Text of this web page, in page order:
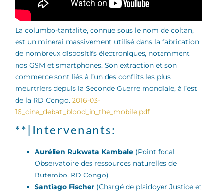
La columbo-tantalite, connue sous le nom de coltan,
est un minerai massivement utilisé dans la fabrication
de nombreux dispositifs électroniques, notamment
nos GSM et smartphones. Son extraction et son
commerce sont liés à l’un des conflits les plus
meurtriers depuis la Seconde Guerre mondiale, à l’est
de la RD Congo.2016-03-
16_cine_debat_blood_in_the_mobile.pdf
**|Intervenants:
Aurélien Rukwata Kambale (Point focal
Observatoire des ressources naturelles de
Butembo, RD Congo)
Santiago Fischer (Chargé de plaidoyer Justice et